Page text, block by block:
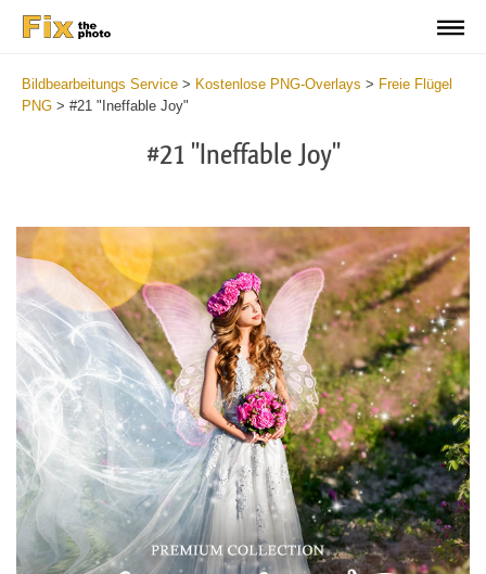
Bildbearbeitungs Service > Kostenlose PNG-Overlays > Freie Flügel
PNG > #21 "Ineffable Joy"
#21 "Ineffable Joy"
Bitte wählen Sie
Free PNG Overlay #21